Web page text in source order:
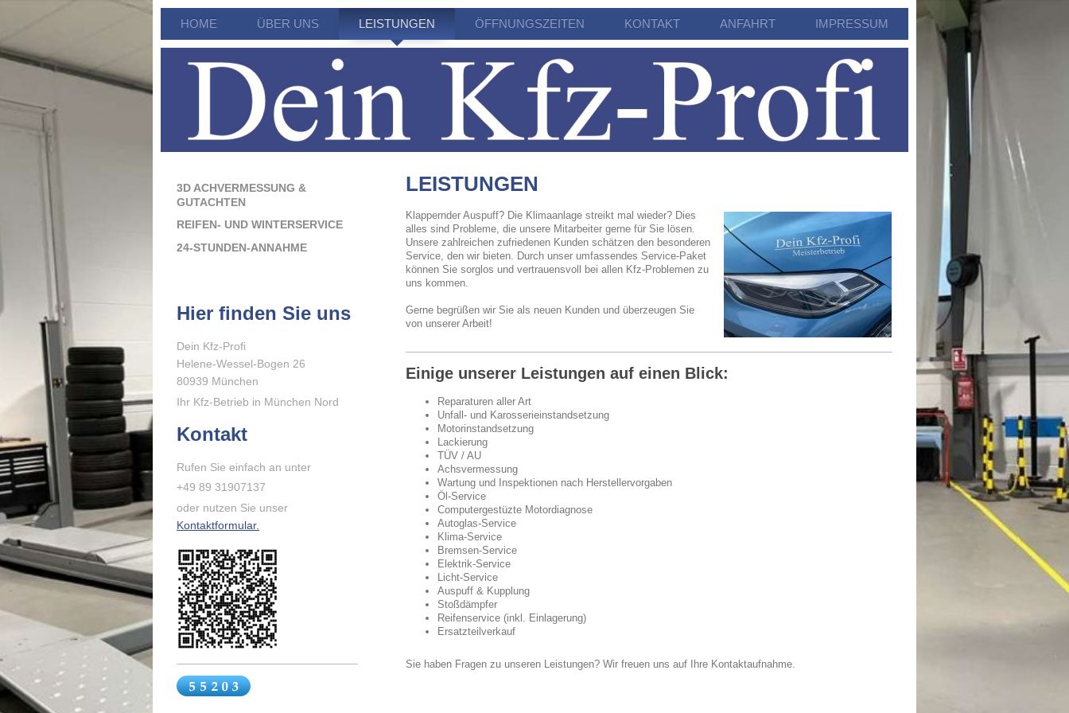
HOME ÜBER UNS LEISTUNGEN ÖFFNUNGSZEITEN KONTAKT ANFAHRT IMPRESSUM
LEISTUNGEN
Klappernder Auspuff? Die Klimaanlage streikt mal wieder? Dies
alles sind Probleme, die unsere Mitarbeiter gerne für Sie lösen.
Unsere zahlreichen zufriedenen Kunden schätzen den besonderen
Service, den wir bieten. Durch unser umfassendes Service-Paket
können Sie sorglos und vertrauensvoll bei allen Kfz-Problemen zu
uns kommen.
Gerne begrüßen wir Sie als neuen Kunden und überzeugen Sie
von unserer Arbeit!
Einige unserer Leistungen auf einen Blick:
Reparaturen aller Art
Unfall- und Karosserieinstandsetzung
Motorinstandsetzung
Lackierung
TÜV / AU
Achsvermessung
Wartung und Inspektionen nach Herstellervorgaben
Öl-Service
Computergestüzte Motordiagnose
Autoglas-Service
Klima-Service
Bremsen-Service
Elektrik-Service
Licht-Service
Auspuff & Kupplung
Stoßdämpfer
Reifenservice (inkl. Einlagerung)
Ersatzteilverkauf
Sie haben Fragen zu unseren Leistungen? Wir freuen uns auf Ihre Kontaktaufnahme.
3D ACHVERMESSUNG &
GUTACHTEN
REIFEN- UND WINTERSERVICE
24-STUNDEN-ANNAHME
Hier finden Sie uns
Dein Kfz-Profi
Helene-Wessel-Bogen 26
80939 München
Ihr Kfz-Betrieb in München Nord
Kontakt
Rufen Sie einfach an unter
+49 89 31907137
oder nutzen Sie unser
Kontaktformular.